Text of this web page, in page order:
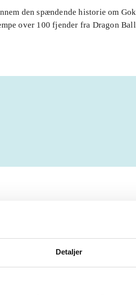
Detaljer
den spændende historie om
over 100 fjender fra Dragon